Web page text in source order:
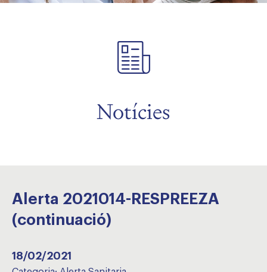
Notícies
Alerta 2021014-RESPREEZA
(continuació)
18/02/2021